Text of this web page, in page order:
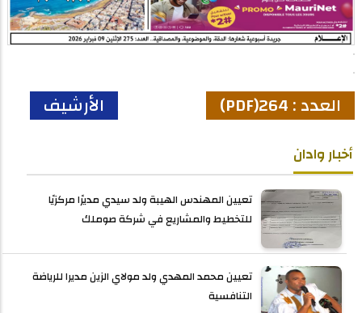
العدد : 264(PDF) الأرشيف
أخبار وادان
تعيين المهندس الهيبة ولد سيدي مديرًا مركزيًا
للتخطيط والمشاريع في شركة صوملك
تعيين محمد المهدي ولد مولاي الزين مديرا للرياضة
التنافسية